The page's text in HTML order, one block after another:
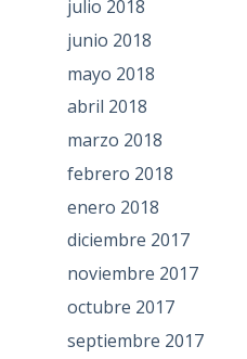
julio 2018
junio 2018
mayo 2018
abril 2018
marzo 2018
febrero 2018
enero 2018
diciembre 2017
noviembre 2017
octubre 2017
septiembre 2017